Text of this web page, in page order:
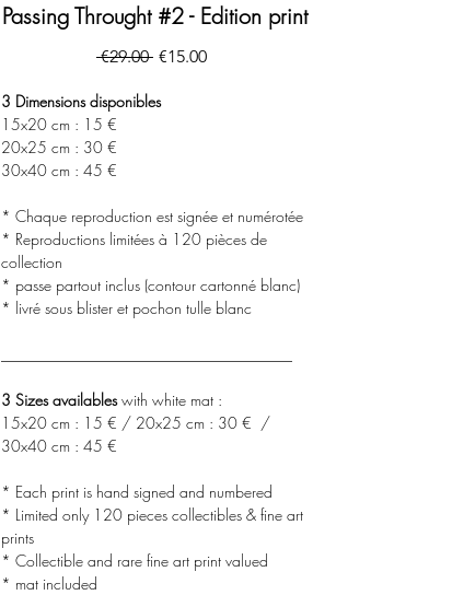
Passing Throught #2 - Edition print
€29.00 一
價
€15.00促
3 Dimensions disponibles
15x20 cm : 15 €
20x25 cm : 30 €
30x40 cm : 45 €
* Chaque reproduction est signée et numérotée
* Reproductions limitées à 120 pièces de
collection
* passe partout inclus (contour cartonné blanc)
* livré sous blister et pochon tulle blanc
3 Sizes availableswith white mat :
15x20 cm : 15 € / 20x25 cm : 30 € /
30x40 cm : 45 €
* Each print is hand signed and numbered
* Limited only 120 pieces collectibles & fine art
prints
* Collectible and rare fine art print valued
* mat included